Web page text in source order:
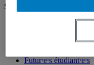
Suivez-nous
Futur⸱e⸱s étudiant⸱e⸱s